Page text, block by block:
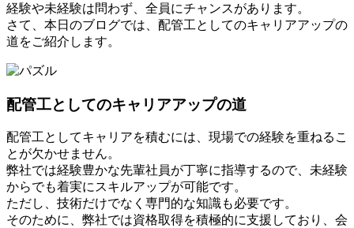
経験や未経験は問わず、全員にチャンスがあります。
さて、本日のブログでは、配管工としてのキャリアアップの
道をご紹介します。
配管工としてのキャリアアップの道
配管工としてキャリアを積むには、現場での経験を重ねるこ
とが欠かせません。
弊社では経験豊かな先輩社員が丁寧に指導するので、未経験
からでも着実にスキルアップが可能です。
ただし、技術だけでなく専門的な知識も必要です。
そのために、弊社では資格取得を積極的に支援しており、会